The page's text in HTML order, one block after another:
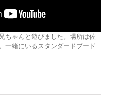
ちゃんと遊びました。場所は佐
一緒にいるスタンダードプード